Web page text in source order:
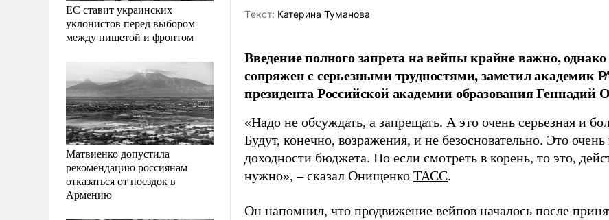
ЕС ставит украинских
уклонистов перед выбором
между нищетой и фронтом
Матвиенко допустила
рекомендацию россиянам
отказаться от поездок в
Армению
Tекст: Катерина Туманова
Введение полного запрета на вейпы крайне важно, однако
сопряжен с серьезными трудностями, заметил академик
президента Российской академии образования Геннадий
«Надо не обсуждать, а запрещать. А это очень серьезная и
Будут, конечно, возражения, и не безосновательно. Это очень
доходности бюджета. Но если смотреть в корень, то это,
нужно», – сказал Онищенко ТАСС.
Он напомнил, что продвижение вейпов началось после